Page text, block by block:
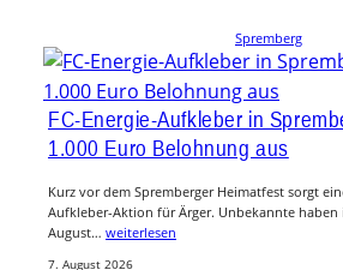
Spremberg
FC-Energie-Aufkleber in
1.000 Euro Belohnung aus
Kurz vor dem Spremberger Heimatfest sorgt
Aufkleber-Aktion für Ärger. Unbekannte haben
August… weiterlesen
7. August 2026